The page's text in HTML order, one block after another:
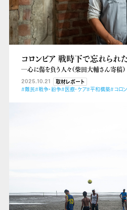
コロンビア 戦時下で忘れられ
―心に傷を負う人々（柴田大輔さん寄稿）
2025.10.21
取材レポート
#難民#戦争・紛争#医療・ケア#平和構築#コロ